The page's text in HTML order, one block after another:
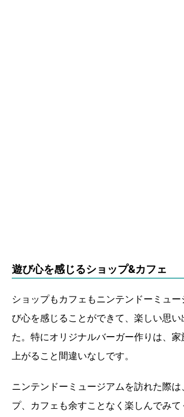
遊び心を感じるショップ&カフェ
ショップもカフェもニンテンドーミュ
び心を感じることができて、楽しい思い
た。特にオリジナルバーガー作りは、家
上がること間違いなしです。
ニンテンドーミュージアムを訪れた際は
プ、カフェも余すことなく楽しんでみて